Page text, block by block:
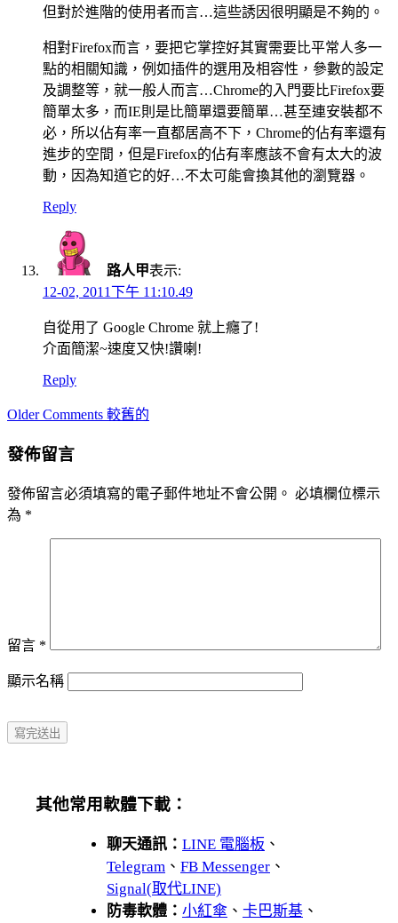
但對於進階的使用者而言…這些誘因很明顯是不夠的。
相對Firefox而言，要把它掌控好其實需要比平常人多一
點的相關知識，例如插件的選用及相容性，參數的設定
及調整等，就一般人而言…Chrome的入門要比Firefox要
簡單太多，而IE則是比簡單還要簡單…甚至連安裝都不
必，所以佔有率一直都居高不下，Chrome的佔有率還有
進步的空間，但是Firefox的佔有率應該不會有太大的波
動，因為知道它的好…不太可能會換其他的瀏覽器。
Reply
路人甲表示:
12-02, 2011下午 11:10.49
自從用了 Google Chrome 就上癮了!
介面簡潔~速度又快!讚喇!
Reply
Comment
Older Comments 較舊的
發佈留言
發佈留言必須填寫的電子郵件地址不會公開。 必填欄位標示
為 *
留言 *
顯示名稱
其他常用軟體下載：
聊天通訊： LINE 電腦板 、
Telegram 、 FB Messenger 、
Signal(取代LINE)
防毒軟體： 小紅傘 、 卡巴斯基 、